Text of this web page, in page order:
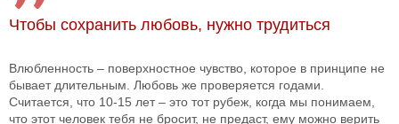
Чтобы сохранить любовь, нужно трудиться
Влюбленность – поверхностное чувство, которое в принципе не
бывает длительным. Любовь же проверяется годами.
Считается, что 10-15 лет – это тот рубеж, когда мы понимаем,
что этот человек тебя не бросит, не предаст, ему можно верить